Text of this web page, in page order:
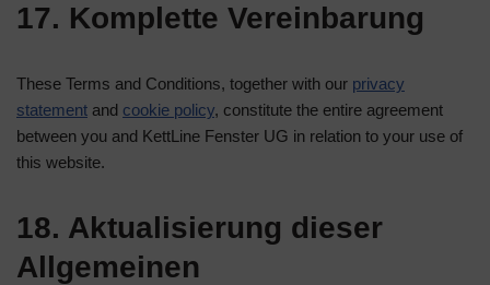
17. Komplette Vereinbarung
These Terms and Conditions, together with our privacy
statement and cookie policy, constitute the entire agreement
between you and KettLine Fenster UG in relation to your use of
this website.
18. Aktualisierung dieser
Allgemeinen